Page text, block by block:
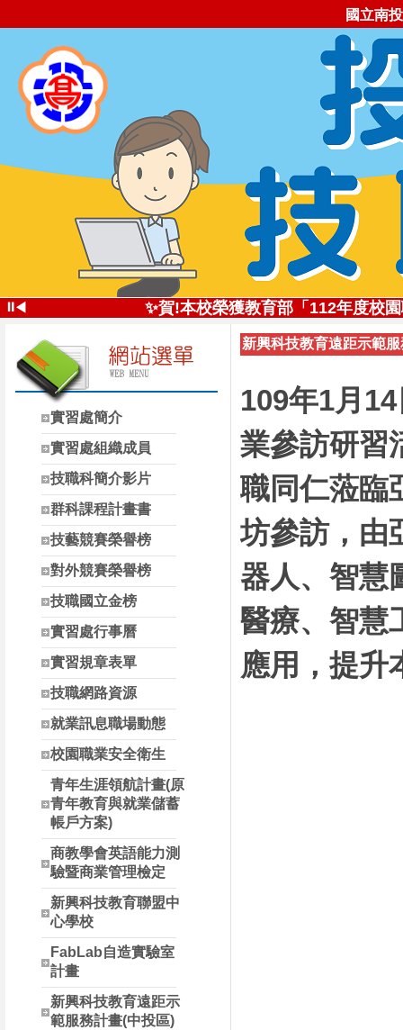
國立南
⏸◀
✨投高技職尚勇!✨113學年全國
✨賀!本校榮獲教育部「112年度校
投高技職讚!113年南投高中
✨五星好評 投高技職✨112學年全
自造實驗室受
南投縣高中職校長參
實習處簡介
實習處組織成員
技職科簡介影片
群科課程計畫書
技藝競賽榮譽榜
對外競賽榮譽榜
技職國立金榜
實習處行事曆
實習規章表單
技職網路資源
就業訊息職場動態
校園職業安全衛生
青年生涯領航計畫(原
青年教育與就業儲蓄
帳戶方案)
商教學會英語能力測
驗暨商業管理檢定
新興科技教育聯盟中
心學校
FabLab自造實驗室
計畫
新興科技教育遠距示
範服務計畫(中投區)
新興科技教育遠距示範
109年1月
業參訪研習
職同仁蒞臨
坊參訪，由
器人、智慧
醫療、智慧
應用，提升